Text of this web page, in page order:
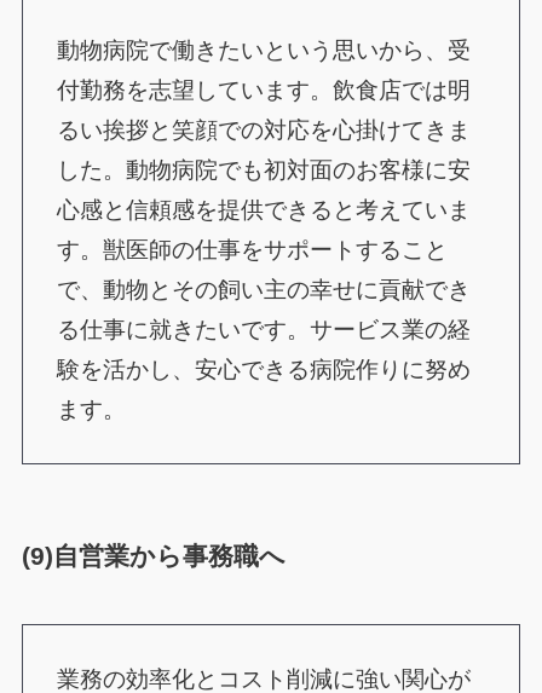
動物病院で働きたいという思いから、受
付勤務を志望しています。飲食店では明
るい挨拶と笑顔での対応を心掛けてきま
した。動物病院でも初対面のお客様に安
心感と信頼感を提供できると考えていま
す。獣医師の仕事をサポートすること
で、動物とその飼い主の幸せに貢献でき
る仕事に就きたいです。サービス業の経
験を活かし、安心できる病院作りに努め
ます。
(9)自営業から事務職へ
業務の効率化とコスト削減に強い関心が